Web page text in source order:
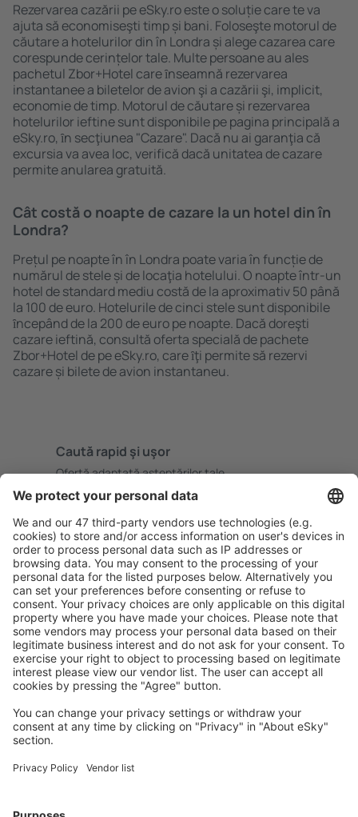
Rezervarea cazării pe eSky.ro este o soluție care te va
ajuta să economiseşti timp și bani. Foloseşte motorul de
căutare a hotelurilor din în Londra și alege cazarea care
corespunde cerințelor tale. Multe persoane au ales
pachetul Zbor+Hotel care ȋnseamnă rezervarea
instantanee a biletelor de avion şi a cazării şi, implicit,
economie de timp. Motorul de căutare și rezervarea
hotelurilor ieftine sunt disponibile pe pagina principală a
eSky.ro, ȋn secţiunea "Cazare". Dacă nu ai garanţia că
excursia va avea loc, verifică dacă unitatea de cazare
permite anularea gratuită.
Cât costă o noapte de cazare la un hotel din în
Londra?
Prețul pe noapte în în Londra poate varia în funcție de
numărul de stele și de locaţia hotelului. O noapte într-un
hotel de standard mediu costă de la aproximativ 50 până
la 100 de euro. Hotelurile de cinci stele sunt disponibile
ȋncepând de la 200 de euro pe noapte. Dacă doreşti
cazare ieftină, consultă oferta specială de pachete
Zbor+Hotel de pe eSky.ro, care ȋţi permite să rezervi
cazare și bilete de avion instantaneu.
Caută rapid şi uşor
Ofertă adaptată aşteptărilor tale.
Planifică ȋn siguranţă
Rezervare fără griji cu opțiune gratuită de anulare.
Economiseşte mai mult
Prețuri atractive și oferte speciale pentru utilizatorii
conectați.
Cazarea preferată
Alege din peste 1,3 mil. de opţiuni: hoteluri, cabane,
Cele mai căutate hoteluri de către utilizatorii eSky